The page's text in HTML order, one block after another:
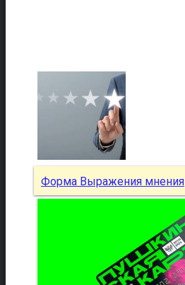
Форма Выражения мнения